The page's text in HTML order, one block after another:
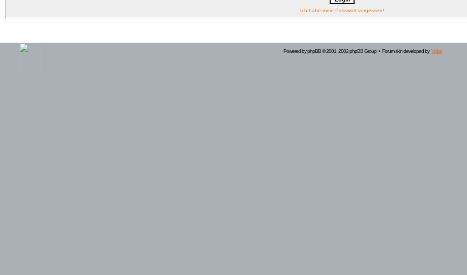
Ich habe mein Passwort vergessen!
Powered byphpBB© 2001, 2002 phpBB Group • Forum skin developed by Volize